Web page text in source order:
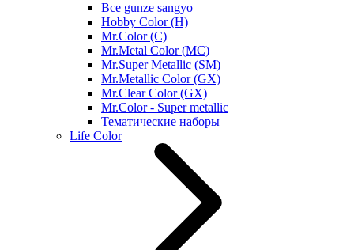
Все gunze sangyo
Hobby Color (H)
Mr.Color (C)
Mr.Metal Color (MC)
Mr.Super Metallic (SM)
Mr.Metallic Color (GX)
Mr.Clear Color (GX)
Mr.Color - Super metallic
Тематические наборы
Life Color